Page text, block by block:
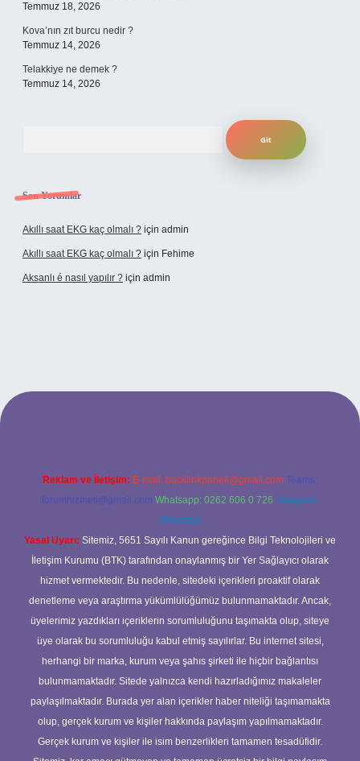
Temmuz 18, 2026
Kova’nın zıt burcu nedir ?
Temmuz 14, 2026
Telakkiye ne demek ?
Temmuz 14, 2026
Son Yorumlar
Akıllı saat EKG kaç olmalı ? için admin
Akıllı saat EKG kaç olmalı ? için Fehime
Aksanlı é nasıl yapılır ? için admin
Reklam ve İletişim: E-mail: backlinkpaneli@gmail.com Teams:
forumhizmeti@gmail.com Whatsapp: 0262 606 0 726 Telegram:
@karabul
Yasal Uyarı: Sitemiz, 5651 Sayılı Kanun gereğince Bilgi Teknolojileri ve
İletişim Kurumu (BTK) tarafından onaylanmış bir Yer Sağlayıcı olarak
hizmet vermektedir. Bu nedenle, sitedeki içerikleri proaktif olarak
denetleme veya araştırma yükümlülüğümüz bulunmamaktadır. Ancak,
üyelerimiz yazdıkları içeriklerin sorumluluğunu taşımakta olup, siteye
üye olarak bu sorumluluğu kabul etmiş sayılırlar. Bu internet sitesi,
herhangi bir marka, kurum veya şahıs şirketi ile hiçbir bağlantısı
bulunmamaktadır. Sitede yalnızca kendi hazırladığımız makaleler
paylaşılmaktadır. Burada yer alan içerikler haber niteliği taşımamakta
olup, gerçek kurum ve kişiler hakkında paylaşım yapılmamaktadır.
Gerçek kurum ve kişiler ile isim benzerlikleri tamamen tesadüfidir.